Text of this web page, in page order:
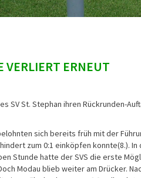
VERLIERT ERNEUT
SV St. Stephan ihren Rückrunden-
sich bereits früh mit der
zum 0:1 einköpfen konnte(8.).
Stunde hatte der SVS die erste
Modau blieb weiter am Drücker.